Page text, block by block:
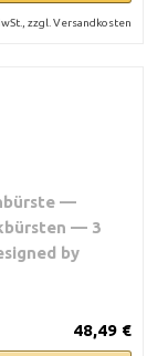
zzgl. Versandkosten
—
— 3
by
48,49 €